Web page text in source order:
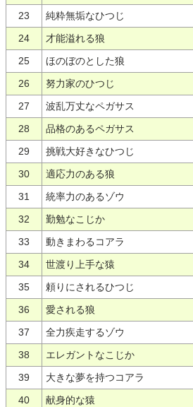
23
純粋無垢なひつじ
24
才能溢れる狼
25
ほのぼのとした狼
26
努力家のひつじ
27
波乱万丈なペガサス
28
品格のあるペガサス
29
挑戦大好きなひつじ
30
適応力のある狼
31
統率力のあるゾウ
32
勤勉なこじか
33
動きまわるコアラ
34
世渡り上手な猿
35
頼りにされるひつじ
36
愛される狼
37
全力疾走するゾウ
38
エレガントなこじか
39
大きな夢を持つコアラ
40
献身的な猿